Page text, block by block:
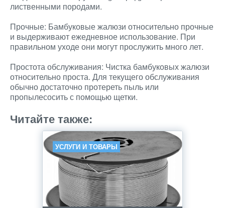
лиственными породами.
Прочные: Бамбуковые жалюзи относительно прочные
и выдерживают ежедневное использование. При
правильном уходе они могут прослужить много лет.
Простота обслуживания: Чистка бамбуковых жалюзи
относительно проста. Для текущего обслуживания
обычно достаточно протереть пыль или
пропылесосить с помощью щетки.
Читайте также:
УСЛУГИ И ТОВАРЫ